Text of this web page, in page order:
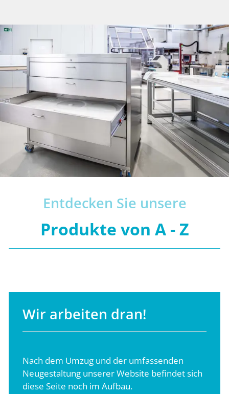
Entdecken Sie unsere
Produkte von A - Z
Wir arbeiten dran!
Nach dem Umzug und der umfassenden
Neugestaltung unserer Website befindet sich
diese Seite noch im Aufbau.